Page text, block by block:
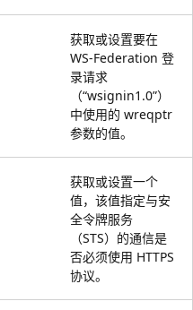
获取或设置要在
WS-Federation 登
录请求
（“wsignin1.0”）
中使用的 wreqptr
参数的值。
获取或设置一个
值，该值指定与安
全令牌服务
（STS）的通信是
否必须使用 HTTPS
协议。